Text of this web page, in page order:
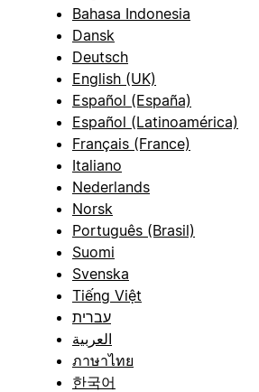
Bahasa Indonesia
Dansk
Deutsch
English (UK)
Español (España)
Español (Latinoamérica)
Français (France)
Italiano
Nederlands
Norsk
Português (Brasil)
Suomi
Svenska
Tiếng Việt
עברית
العربية
ภาษาไทย
한국어